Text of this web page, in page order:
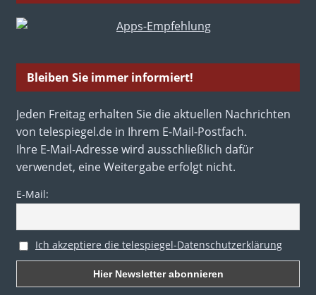
Bleiben Sie immer informiert!
Jeden Freitag erhalten Sie die aktuellen Nachrichten
von telespiegel.de in Ihrem E-Mail-Postfach.
Ihre E-Mail-Adresse wird ausschließlich dafür
verwendet, eine Weitergabe erfolgt nicht.
E-Mail:
Ich akzeptiere die telespiegel-Datenschutzerklärung